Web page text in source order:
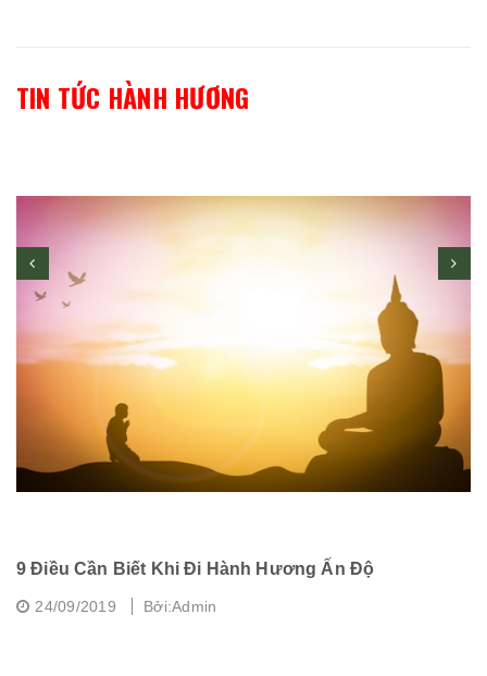
TIN TỨC HÀNH HƯƠNG
9 Điều Cần Biết Khi Đi Hành Hương Ấn Độ
24/09/2019 Bởi:Admin